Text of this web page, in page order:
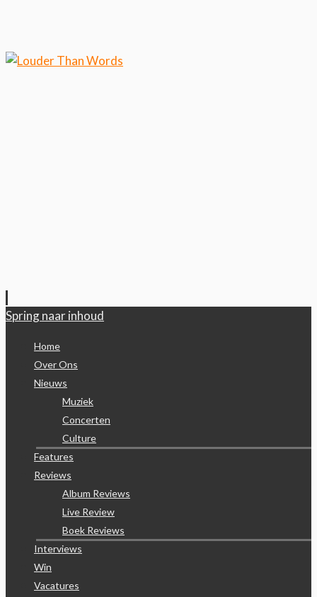
Spring naar inhoud
Home
Over Ons
Nieuws
Muziek
Concerten
Culture
Features
Reviews
Album Reviews
Live Review
Boek Reviews
Interviews
Win
Vacatures
weten over ons cookiegebruik.